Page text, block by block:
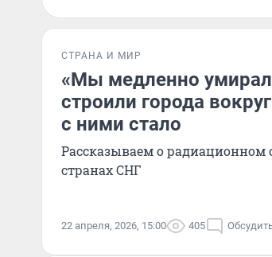
СТРАНА И МИР
«Мы медленно
строили города
с ними стало
Рассказываем о радиационном
странах СНГ
22 апреля, 2026, 15:00 405